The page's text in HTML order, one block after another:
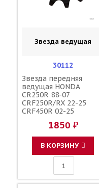
Звезда ведущая
30112
Звезда передняя
ведущая HONDA
CR250R 88-07
CRF250R/RX 22-25
CRF450R 02-25
CRF450RX 17-25
CR500R 88-01 зубов 12
/ MRP JTF284 34712
1850 ₽
В КОРЗИНУ